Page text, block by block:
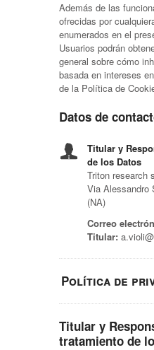
Además de las
ofrecidas por
enumerados en el
Usuarios podrán
general sobre cómo
basada en intereses
de la Política de
Datos de
Titular y
de los Datos
Triton research
Via Alessandro
(NA)
Correo
Titular:
Política de
Titular y
tratamiento de